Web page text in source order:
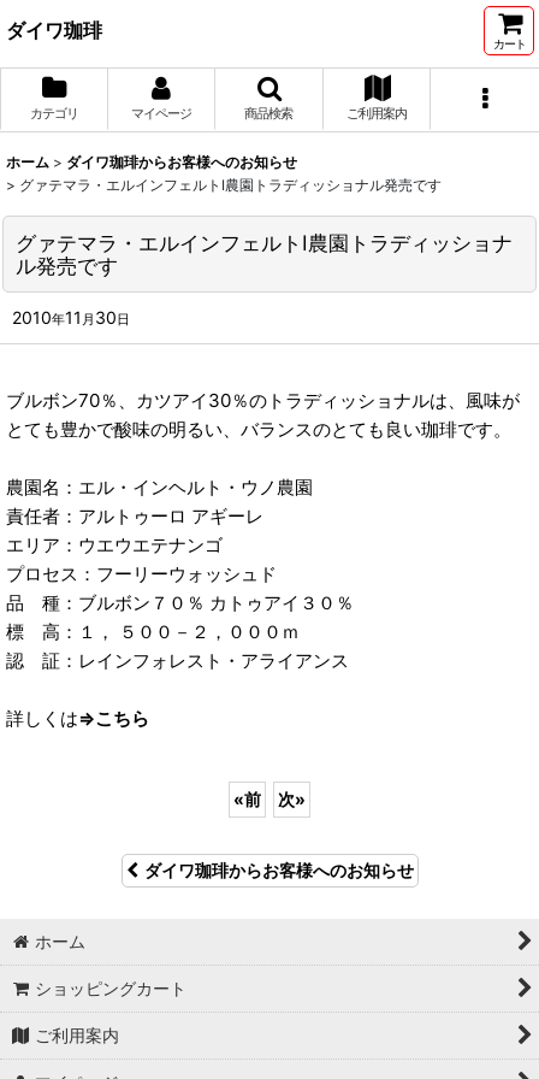
ダイワ珈琲
カート
カテゴリ マイページ 商品検索 ご利用案内
ホーム > ダイワ珈琲からお客様へのお知らせ
> グァテマラ・エルインフェルトⅠ農園トラディッショナル発売です
グァテマラ・エルインフェルトⅠ農園トラディッショナ
ル発売です
2010年11 月 30日
ブルボン70％、カツアイ30％のトラディッショナルは、風味が
とても豊かで酸味の明るい、バランスのとても良い珈琲です。
農園名：エル・インヘルト・ウノ農園
責任者：アルトゥーロ アギーレ
エリア：ウエウエテナンゴ
プロセス：フーリーウォッシュド
品 種：ブルボン７０％ カトゥアイ３０％
標 高：１， ５００－２，０００ｍ
認 証：レインフォレスト・アライアンス
詳しくは⇒こちら
«前 次»
ダイワ珈琲からお客様へのお知らせ
ホーム
ショッピングカート
ご利用案内